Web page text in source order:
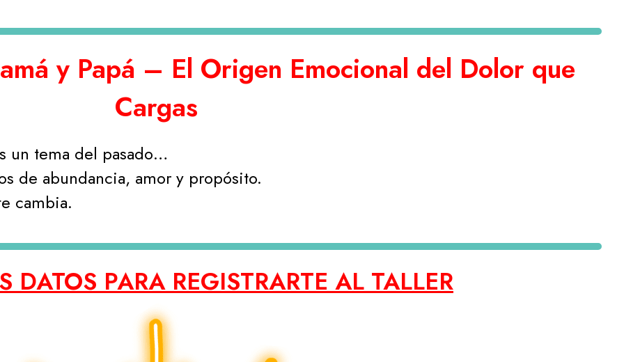
y Papá – El Origen Emocional del Dolor que
Cargas
un tema del pasado…
de abundancia, amor y propósito.
cambia.
DATOS PARA REGISTRARTE AL TALLER